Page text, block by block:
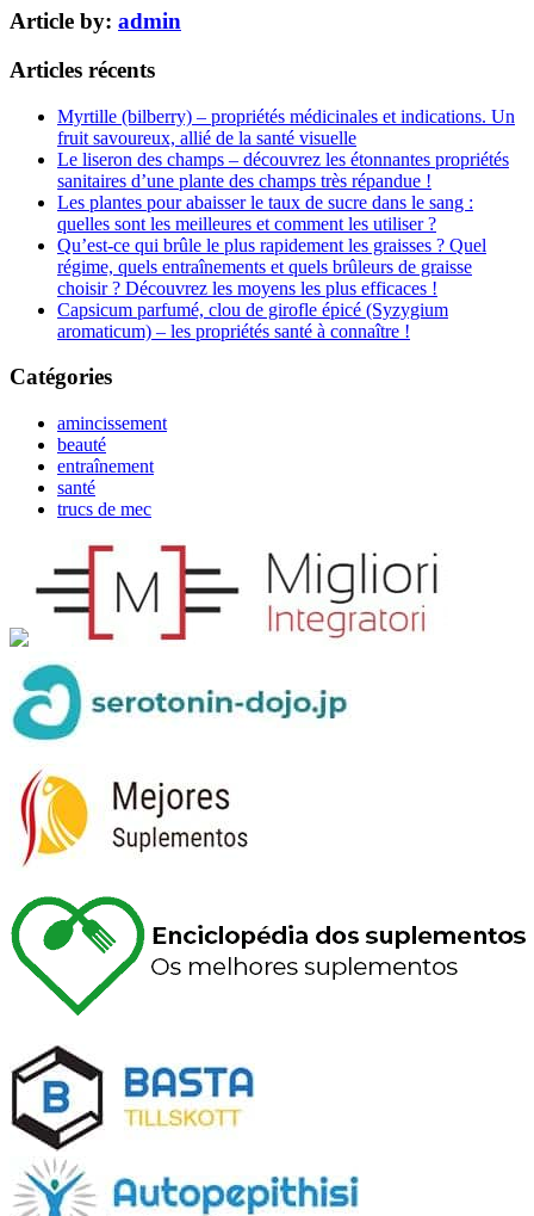
Article by: admin
Articles récents
Myrtille (bilberry) – propriétés médicinales et indications. Un
fruit savoureux, allié de la santé visuelle
Le liseron des champs – découvrez les étonnantes propriétés
sanitaires d’une plante des champs très répandue !
Les plantes pour abaisser le taux de sucre dans le sang :
quelles sont les meilleures et comment les utiliser ?
Qu’est-ce qui brûle le plus rapidement les graisses ? Quel
régime, quels entraînements et quels brûleurs de graisse
choisir ? Découvrez les moyens les plus efficaces !
Capsicum parfumé, clou de girofle épicé (Syzygium
aromaticum) – les propriétés santé à connaître !
Catégories
amincissement
beauté
entraînement
santé
trucs de mec